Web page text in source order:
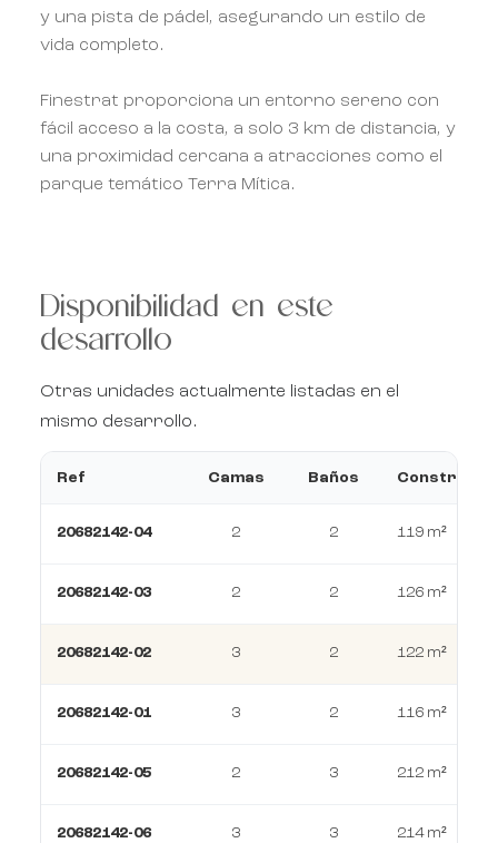
y una pista de pádel, asegurando un estilo de
vida completo.
Finestrat proporciona un entorno sereno con
fácil acceso a la costa, a solo 3 km de distancia, y
una proximidad cercana a atracciones como el
parque temático Terra Mítica.
Disponibilidad en este
desarrollo
Otras unidades actualmente listadas en el
mismo desarrollo.
Ref Camas Baños
20682142-04 2 2 119 m²
20682142-03 2 2 126 m²
20682142-02 3 2 122 m²
20682142-01 3 2 116 m²
20682142-05 2 3 212 m²
20682142-06 3 3 214 m²